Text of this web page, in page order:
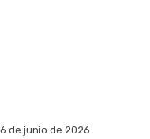
de junio de 2026